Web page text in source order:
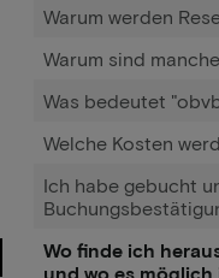
Warum werden
Warum sind
Was bedeutet
Welche Kosten
Ich habe gebucht
Wo finde ich
und wo es möglich